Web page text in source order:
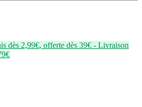
dès 2,99€, offerte dès 39€ - Livraison